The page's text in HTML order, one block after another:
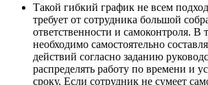
Такой гибкий график не всем
требует от сотрудника большой
ответственности и самоконтроля. В
необходимо самостоятельно
действий согласно заданию
распределять работу по времени и
сроку. Если сотрудник не сумеет